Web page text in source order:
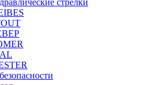
стрелки